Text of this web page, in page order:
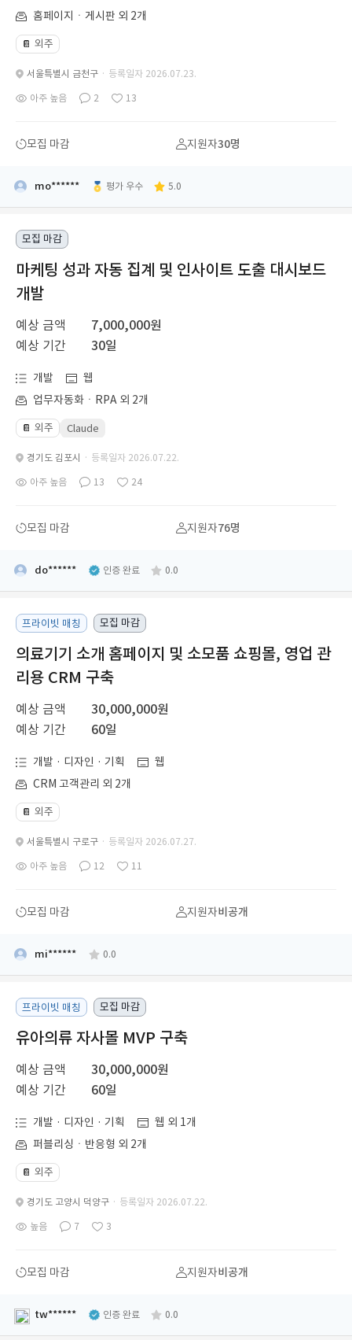
홈페이지ㆍ게시판 외 2개
📔 외주
서울특별시 금천구 · 등록일자 2026.07.23.
아주 높음 2 13
모집 마감 지원자30명
mo****** 평가 우수 5.0
모집 마감
마케팅 성과 자동 집계 및 인사이트 도출 대시보드
개발
예상 금액
7,000,000원
예상 기간
30일
개발
웹
업무자동화ㆍRPA 외 2개
📔 외주 Claude
경기도 김포시 · 등록일자 2026.07.22.
아주 높음 13 24
모집 마감 지원자76명
do****** 인증 완료 0.0
프라이빗 매칭 모집 마감
의료기기 소개 홈페이지 및 소모품 쇼핑몰, 영업 관
리용 CRM 구축
예상 금액
30,000,000원
예상 기간
60일
개발 · 디자인 · 기획
웹
CRM 고객관리 외 2개
📔 외주
서울특별시 구로구 · 등록일자 2026.07.27.
아주 높음 12 11
모집 마감 지원자비공개
mi****** 0.0
프라이빗 매칭 모집 마감
유아의류 자사몰 MVP 구축
예상 금액
30,000,000원
예상 기간
60일
개발 · 디자인 · 기획
웹 외 1개
퍼블리싱ㆍ반응형 외 2개
📔 외주
경기도 고양시 덕양구 · 등록일자 2026.07.22.
높음 7 3
모집 마감 지원자비공개
tw****** 인증 완료 0.0